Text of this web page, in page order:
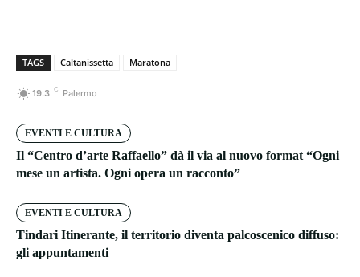
TAGS Caltanissetta Maratona
19.3 C Palermo
EVENTI E CULTURA
Il “Centro d’arte Raffaello” dà il via al nuovo format “Ogni
mese un artista. Ogni opera un racconto”
EVENTI E CULTURA
Tindari Itinerante, il territorio diventa palcoscenico diffuso:
gli appuntamenti